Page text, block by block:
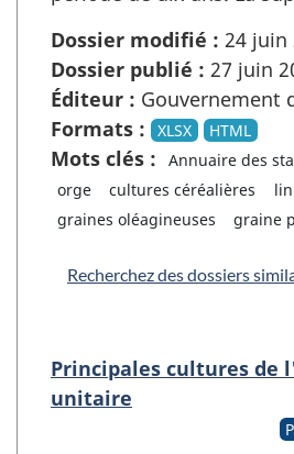
Dossier modifié : 24 juin
Dossier publié : 27 juin
Éditeur : Gouvernement
Formats :
XLSX HTML
Mots clés :
Annuaire des
orge
cultures céréalières lin
graines oléagineuses
graine
Recherchez des dossiers
Principales cultures de
unitaire